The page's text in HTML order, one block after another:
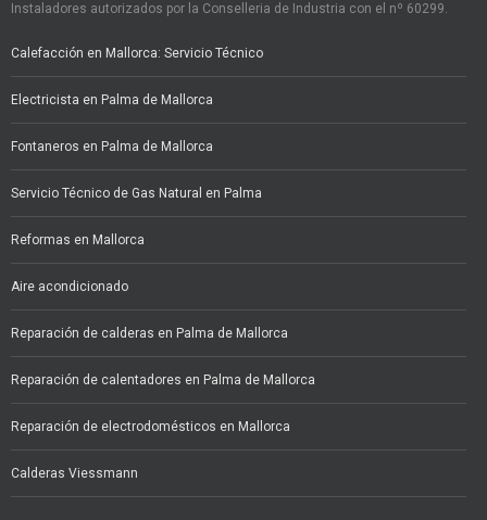
Instaladores autorizados por la Conselleria de Industria con el nº 60299.
Calefacción en Mallorca: Servicio Técnico
Electricista en Palma de Mallorca
Fontaneros en Palma de Mallorca
Servicio Técnico de Gas Natural en Palma
Reformas en Mallorca
Aire acondicionado
Reparación de calderas en Palma de Mallorca
Reparación de calentadores en Palma de Mallorca
Reparación de electrodomésticos en Mallorca
Calderas Viessmann